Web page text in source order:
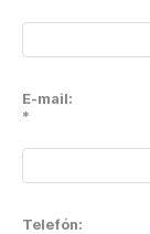
E-mail:
*
Telefón: